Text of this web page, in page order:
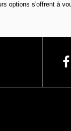
options s'offrent à